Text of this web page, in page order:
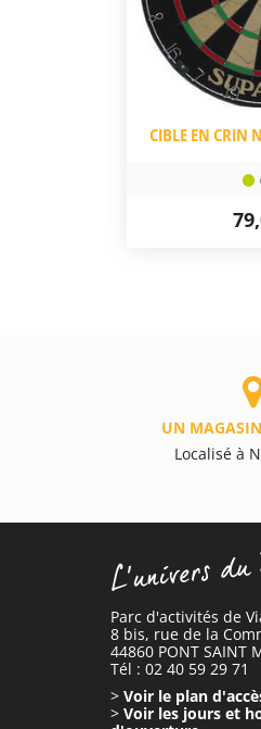
CIBLE EN CRIN
UN
Localisé à
Parc d'activités de
8 bis, rue de la
44860 PONT SAINT
Tél : 02 40 59 29 71
> Voir le plan
> Voir les jours et